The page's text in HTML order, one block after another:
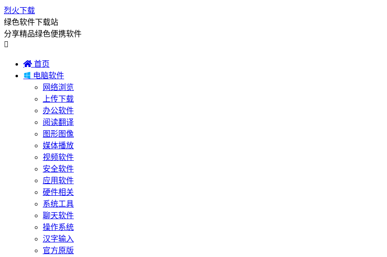
烈火下载
绿色软件下载站
分享精品绿色便携软件

 首页
 电脑软件
网络浏览
上传下载
办公软件
阅读翻译
图形图像
媒体播放
视频软件
安全软件
应用软件
硬件相关
系统工具
聊天软件
操作系统
汉字输入
官方原版